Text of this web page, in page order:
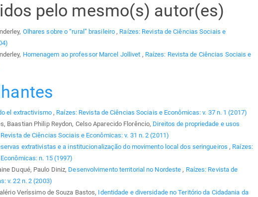
pelo mesmo(s) autor(es)
Olhares sobre o “rural” brasileiro , Raízes: Revista de Ciências Sociais e
Homenagem ao professor Marcel Jollivet , Raízes: Revista de Ciências Sociais e
el extractivismo, Raízes: Revista de Ciências Sociais e Econômicas: v. 37 n. 1 (2017)
Baastian Philip Reydon, Celso Aparecido Florêncio, Direitos de propriedade e usos
de Ciências Sociais e Econômicas: v. 31 n. 2 (2011)
extrativistas e a institucionalização do movimento local dos seringueiros, Raízes:
n. 15 (1997)
Duqué, Paulo Diniz, Desenvolvimento territorial no Nordeste, Raízes: Revista de
v. 22 n. 2 (2003)
Veríssimo de Souza Bastos, Identidade e diversidade no Teritório da Cidadania da